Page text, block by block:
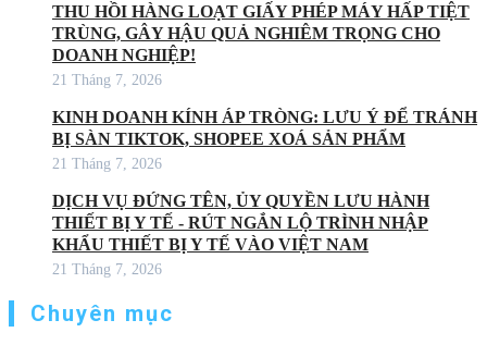
THU HỒI HÀNG LOẠT GIẤY PHÉP MÁY HẤP TIỆT
TRÙNG, GÂY HẬU QUẢ NGHIÊM TRỌNG CHO
DOANH NGHIỆP!
21 Tháng 7, 2026
KINH DOANH KÍNH ÁP TRÒNG: LƯU Ý ĐỂ TRÁNH
BỊ SÀN TIKTOK, SHOPEE XOÁ SẢN PHẨM
21 Tháng 7, 2026
DỊCH VỤ ĐỨNG TÊN, ỦY QUYỀN LƯU HÀNH
THIẾT BỊ Y TẾ - RÚT NGẮN LỘ TRÌNH NHẬP
KHẨU THIẾT BỊ Y TẾ VÀO VIỆT NAM
21 Tháng 7, 2026
Chuyên mục